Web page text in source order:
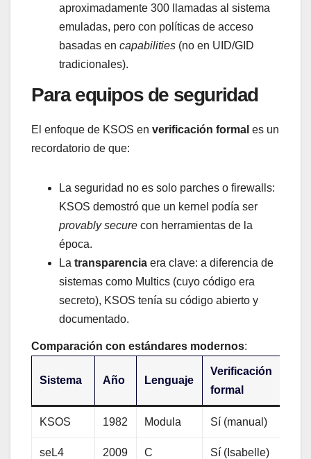
aproximadamente 300 llamadas al sistema
emuladas, pero con políticas de acceso
basadas en capabilities (no en UID/GID
tradicionales).
Para equipos de seguridad
El enfoque de KSOS en verificación formal es un
recordatorio de que:
La seguridad no es solo parches o firewalls:
KSOS demostró que un kernel podía ser
provably secure con herramientas de la
época.
La transparencia era clave: a diferencia de
sistemas como Multics (cuyo código era
secreto), KSOS tenía su código abierto y
documentado.
Comparación con estándares modernos:
Sistema Año Lenguaje
Verificación
formal
KSOS 1982 Modula Sí (manual)
seL4 2009 C Sí (Isabelle)